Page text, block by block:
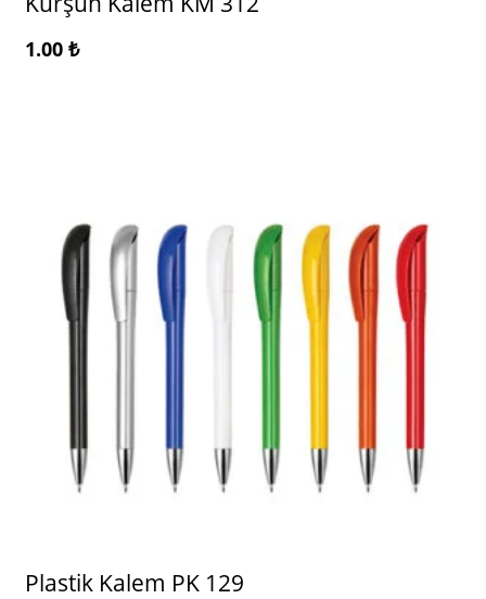
1.00 ₺
Plastik Kalem PK 129